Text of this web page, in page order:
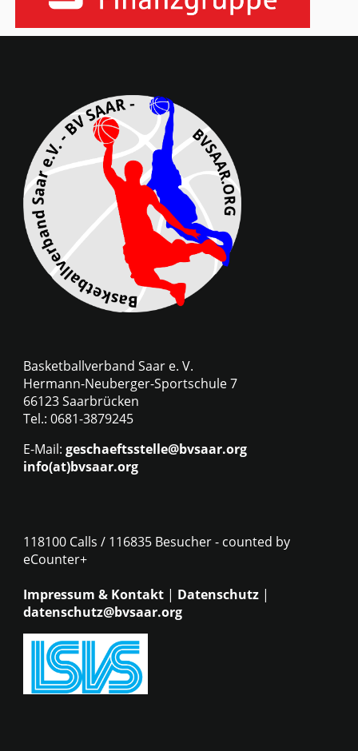
Basketballverband Saar e. V.
Hermann-Neuberger-Sportschule 7
66123 Saarbrücken
Tel.: 0681-3879245
E-Mail: geschaeftsstelle@bvsaar.org
info(at)bvsaar.org
118100 Calls / 116835 Besucher - counted by
eCounter+
Impressum & Kontakt | Datenschutz |
datenschutz@bvsaar.org